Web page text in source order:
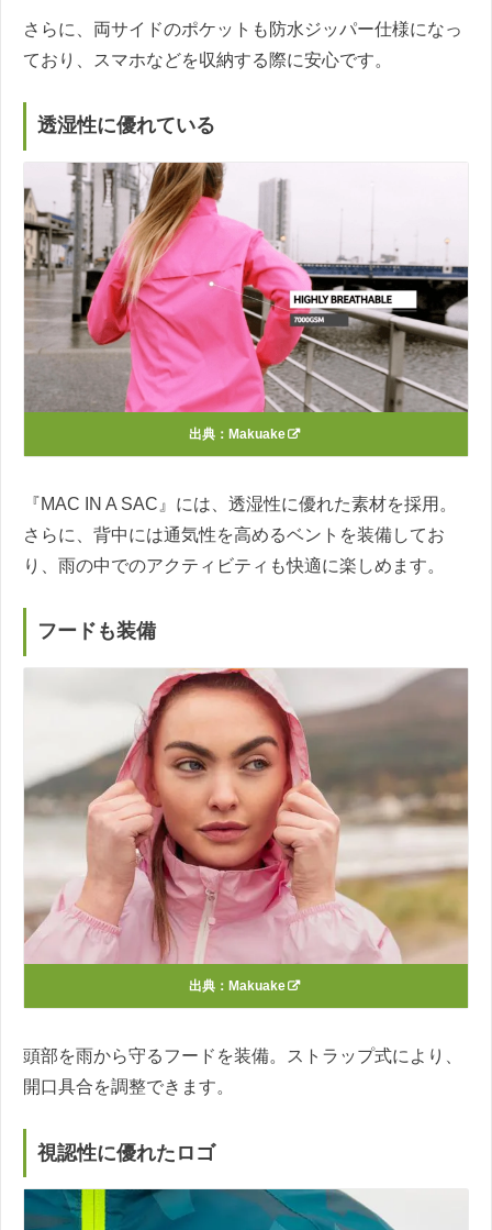
さらに、両サイドのポケットも防水ジッパー仕様になっ
ており、スマホなどを収納する際に安心です。
透湿性に優れている
出典： Makuake
『MAC IN A SAC』には、透湿性に優れた素材を採用。
さらに、背中には通気性を高めるベントを装備してお
り、雨の中でのアクティビティも快適に楽しめます。
フードも装備
出典： Makuake
頭部を雨から守るフードを装備。ストラップ式により、
開口具合を調整できます。
視認性に優れたロゴ